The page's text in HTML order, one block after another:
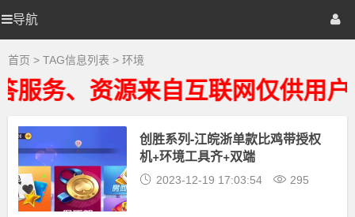
导航
全
-
境
相
资
源
下
载
优
选
源
棋牌源码
首页 > TAG信息列表 > 环境
务、资源来自互联网仅供用
创胜系列-江皖浙单款比鸡带授权
机+环境工具齐+双端
2023-12-19 17:03:54 295